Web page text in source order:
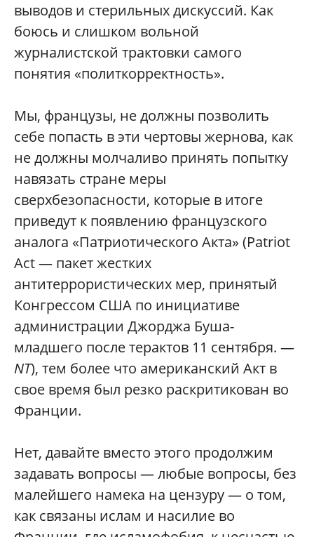
выводов и стерильных дискуссий. Как
боюсь и слишком вольной
журналистской трактовки самого
понятия «политкорректность».
Мы, французы, не должны позволить
себе попасть в эти чертовы жернова, как
не должны молчаливо принять попытку
навязать стране меры
сверхбезопасности, которые в итоге
приведут к появлению французского
аналога «Патриотического Акта» (Patriot
Act — пакет жестких
антитеррористических мер, принятый
Конгрессом США по инициативе
администрации Джорджа Буша-
младшего после терактов 11 сентября. —
NT), тем более что американский Акт в
свое время был резко раскритикован во
Франции.
Нет, давайте вместо этого продолжим
задавать вопросы — любые вопросы, без
малейшего намека на цензуру — о том,
как связаны ислам и насилие во